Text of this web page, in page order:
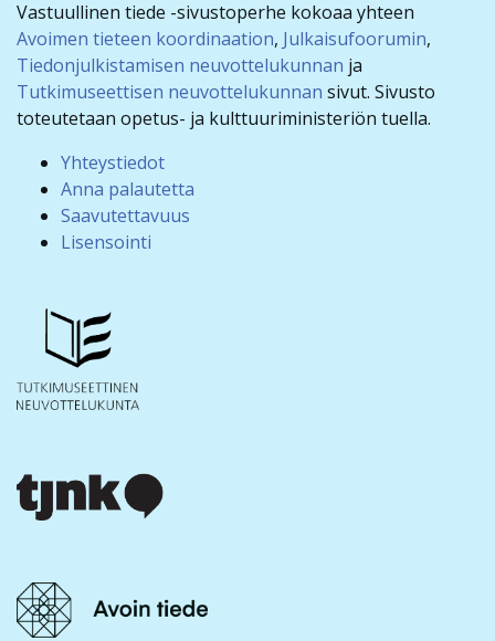
Vastuullinen tiede -sivustoperhe kokoaa yhteen
Avoimen tieteen koordinaation, Julkaisufoorumin,
Tiedonjulkistamisen neuvottelukunnan ja
Tutkimuseettisen neuvottelukunnan sivut. Sivusto
toteutetaan opetus- ja kulttuuriministeriön tuella.
Yhteystiedot
Anna palautetta
Saavutettavuus
Lisensointi